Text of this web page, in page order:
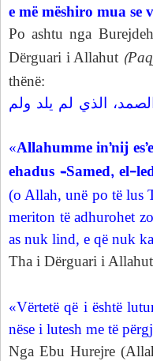
e më mëshiro mua se
Po ashtu nga Burejdeh
Dërguari i Allahut
thënë:
الذي لم يلد ولم
«Allahumme in’nij
ehadus –Samed, el-
(o Allah, unë po të lus
meriton të adhurohet
as nuk lind, e që nuk
Tha i Dërguari i Allahut
«Vërtetë që i është
nëse i lutesh me të
Nga Ebu Hurejre